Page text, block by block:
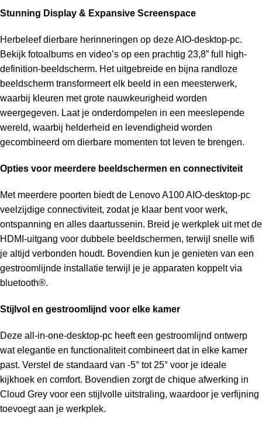
Stunning Display & Expansive Screenspace
Herbeleef dierbare herinneringen op deze AIO-desktop-pc.
Bekijk fotoalbums en video’s op een prachtig 23,8” full high-
definition-beeldscherm. Het uitgebreide en bijna randloze
beeldscherm transformeert elk beeld in een meesterwerk,
waarbij kleuren met grote nauwkeurigheid worden
weergegeven. Laat je onderdompelen in een meeslepende
wereld, waarbij helderheid en levendigheid worden
gecombineerd om dierbare momenten tot leven te brengen.
Opties voor meerdere beeldschermen en connectiviteit
Met meerdere poorten biedt de Lenovo A100 AIO-desktop-pc
veelzijdige connectiviteit, zodat je klaar bent voor werk,
ontspanning en alles daartussenin. Breid je werkplek uit met de
HDMI-uitgang voor dubbele beeldschermen, terwijl snelle wifi
je altijd verbonden houdt. Bovendien kun je genieten van een
gestroomlijnde installatie terwijl je je apparaten koppelt via
bluetooth®.
Stijlvol en gestroomlijnd voor elke kamer
Deze all-in-one-desktop-pc heeft een gestroomlijnd ontwerp
wat elegantie en functionaliteit combineert dat in elke kamer
past. Verstel de standaard van -5° tot 25° voor je ideale
kijkhoek en comfort. Bovendien zorgt de chique afwerking in
Cloud Grey voor een stijlvolle uitstraling, waardoor je verfijning
toevoegt aan je werkplek.